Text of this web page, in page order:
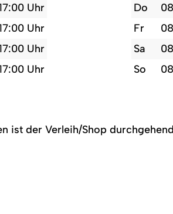
Uhr
Uhr
Uhr
Uhr
Do
Fr
Sa
So
ist der Verleih/Shop